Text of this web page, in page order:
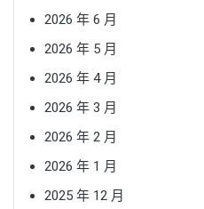
2026 年 6 月
2026 年 5 月
2026 年 4 月
2026 年 3 月
2026 年 2 月
2026 年 1 月
2025 年 12 月